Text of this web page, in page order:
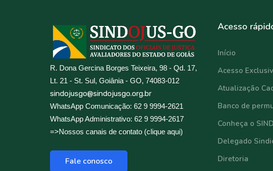
R. Dona Gercina Borges Teixeira, 98 - Qd. 17,
Lt. 21 - St. Sul, Goiânia - GO, 74083-012
sindojusgo@sindojusgo.org.br
WhatsApp Comunicação: 62 9 9994-2621
WhatsApp Administrativo: 62 9 9994-2617
=>Nossos canais de contato (clique aqui)
Fale conosco
Acesso
Início
Acesso
Atualização
Banco de
Conheça o
Delegado
Diretoria